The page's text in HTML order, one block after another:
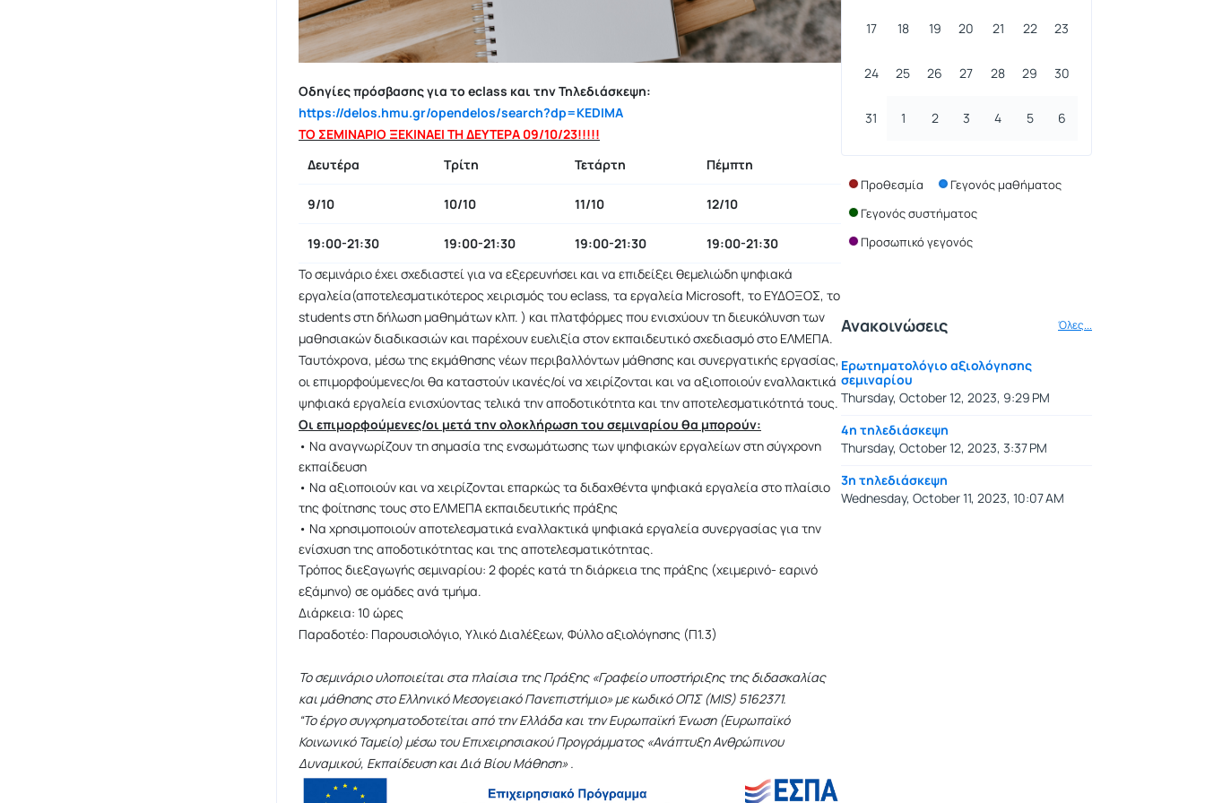
Οδηγίες πρόσβασης για το eclass και την Τηλεδιάσκεψη:
https://delos.hmu.gr/opendelos/search?dp=KEDIMA
ΤΟ ΣΕΜΙΝΑΡΙΟ ΞΕΚΙΝΑΕΙ ΤΗ ΔΕΥΤΕΡΑ 09/10/23!!!!!
Δευτέρα
Τρίτη Τετάρτη Πέμπτη
9/10 10/10 11/10 12/10
19:00-21:30 19:00-21:30 19:00-21:30
19:00-21:30
Το σεμινάριο έχει σχεδιαστεί για να εξερευνήσει και να επιδείξει θεμελιώδη ψηφιακά
εργαλεία(αποτελεσματικότερος χειρισμός του eclass, τα εργαλεία Microsoft, το ΕΥΔΟΞΟΣ, το
students στη δήλωση μαθημάτων κλπ. ) και πλατφόρμες που ενισχύουν τη διευκόλυνση των
μαθησιακών διαδικασιών και παρέχουν ευελιξία στον εκπαιδευτικό σχεδιασμό στο ΕΛΜΕΠΑ.
Ταυτόχρονα, μέσω της εκμάθησης νέων περιβαλλόντων μάθησης και συνεργατικής εργασίας,
οι επιμορφούμενες/οι θα καταστούν ικανές/οί να χειρίζονται και να αξιοποιούν εναλλακτικά
ψηφιακά εργαλεία ενισχύοντας τελικά την αποδοτικότητα και την αποτελεσματικότητά τους.
Οι επιμορφούμενες/οι μετά την ολοκλήρωση του σεμιναρίου θα μπορούν:
• Να αναγνωρίζουν τη σημασία της ενσωμάτωσης των ψηφιακών εργαλείων στη σύγχρονη
εκπαίδευση
• Να αξιοποιούν και να χειρίζονται επαρκώς τα διδαχθέντα ψηφιακά εργαλεία στο πλαίσιο
της φοίτησης τους στο ΕΛΜΕΠΑ εκπαιδευτικής πράξης
• Να χρησιμοποιούν αποτελεσματικά εναλλακτικά ψηφιακά εργαλεία συνεργασίας για την
ενίσχυση της αποδοτικότητας και της αποτελεσματικότητας.
Tρόπος διεξαγωγής σεμιναρίου: 2 φορές κατά τη διάρκεια της πράξης (χειμερινό- εαρινό
εξάμηνο) σε ομάδες ανά τμήμα.
Διάρκεια: 10 ώρες
Παραδοτέο: Παρουσιολόγιο, Υλικό Διαλέξεων, Φύλλο αξιολόγησης (Π1.3)
Το σεμινάριο υλοποιείται στα πλαίσια της Πράξης «Γραφείο υποστήριξης της διδασκαλίας
και μάθησης στο Ελληνικό Μεσογειακό Πανεπιστήμιο» με κωδικό ΟΠΣ (MIS) 5162371.
“Το έργο συγχρηματοδοτείται από την Ελλάδα και την Ευρωπαϊκή Ένωση (Ευρωπαϊκό
Κοινωνικό Ταμείο) μέσω του Επιχειρησιακού Προγράμματος «Ανάπτυξη Ανθρώπινου
Δυναμικού, Εκπαίδευση και Διά Βίου Μάθηση» .
17 18 19 20 21 22 23
24 25 26 27 28 29 30
31 1 2 3 4 5 6
Προθεσμία
Γεγονός μαθήματος
Γεγονός συστήματος
Προσωπικό γεγονός
Ανακοινώσεις Όλες...
Ερωτηματολόγιο αξιολόγησης
σεμιναρίου
Thursday, October 12, 2023, 9:29 PM
4η τηλεδιάσκεψη
Thursday, October 12, 2023, 3:37 PM
3η τηλεδιάσκεψη
Wednesday, October 11, 2023, 10:07 AM